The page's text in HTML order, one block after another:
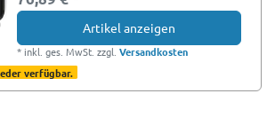
Artikel anzeigen
* inkl. ges. MwSt. zzgl.Versandkosten
verfügbar.